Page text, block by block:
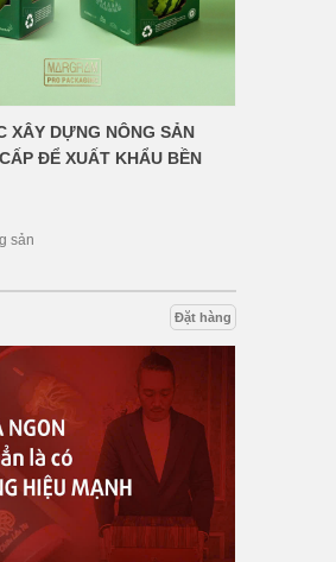
XÂY DỰNG NÔNG SẢN
ĐỂ XUẤT KHẨU BỀN
sản
Đặt hàng